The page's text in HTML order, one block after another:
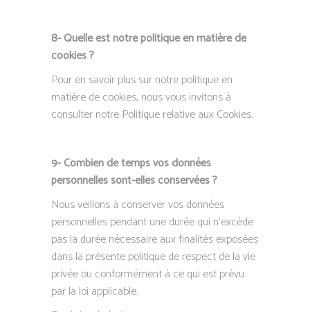
8- Quelle est notre politique en matière de
cookies ?
Pour en savoir plus sur notre politique en
matière de cookies, nous vous invitons à
consulter notre Politique relative aux Cookies.
9- Combien de temps vos données
personnelles sont-elles conservées ?
Nous veillons à conserver vos données
personnelles pendant une durée qui n’excède
pas la durée nécessaire aux finalités exposées
dans la présente politique de respect de la vie
privée ou conformément à ce qui est prévu
par la loi applicable.